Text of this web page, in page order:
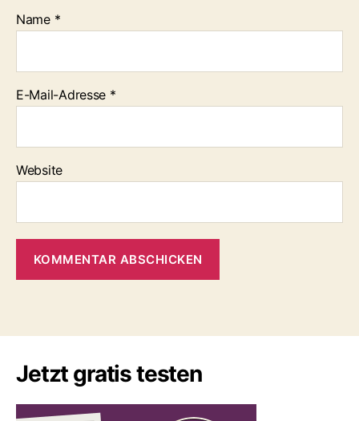
Name *
E-Mail-Adresse *
Website
Jetzt gratis testen